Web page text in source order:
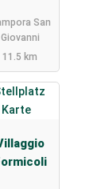
San
Giovanni
11.5 km